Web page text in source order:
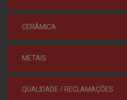
CERÂMICA
METAIS
QUALIDADE / RECLAMAÇÕES